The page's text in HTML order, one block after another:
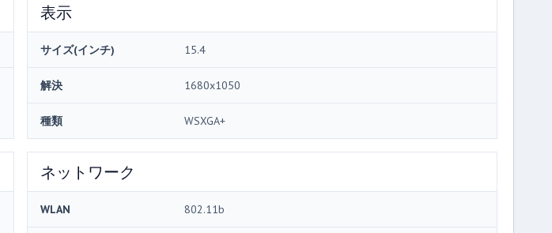
表示
サイズ(インチ) 15.4
解決 1680x1050
種類 WSXGA+
ネットワーク
WLAN 802.11b